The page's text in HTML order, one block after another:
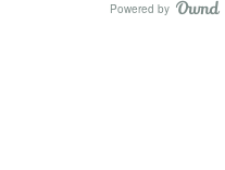
Powered by